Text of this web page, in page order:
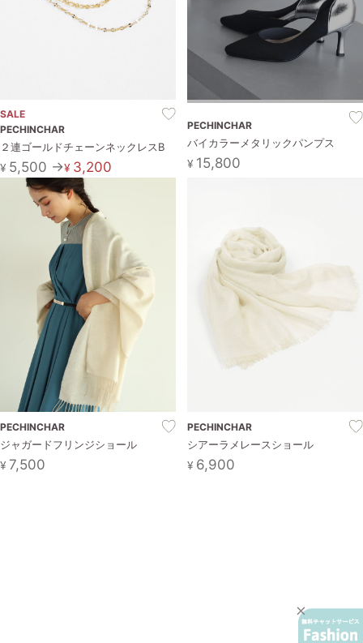
SALE
PECHINCHAR
２連ゴールドチェーンネックレスB
¥5,500 →¥3,200
PECHINCHAR
バイカラーメタリックパンプス
¥15,800
PECHINCHAR
ジャガードフリンジショール
¥7,500
PECHINCHAR
シアーラメレースショール
¥6,900